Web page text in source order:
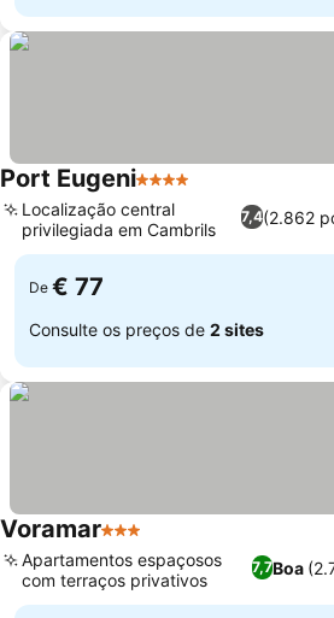
Port Eugeni4 Estrelas
7,4(2.862
Localização central
privilegiada em Cambrils
De € 77
Consulte os preços de 2 sites
Voramar3 Estrelas
7,7Boa
Apartamentos espaçosos
com terraços privativos